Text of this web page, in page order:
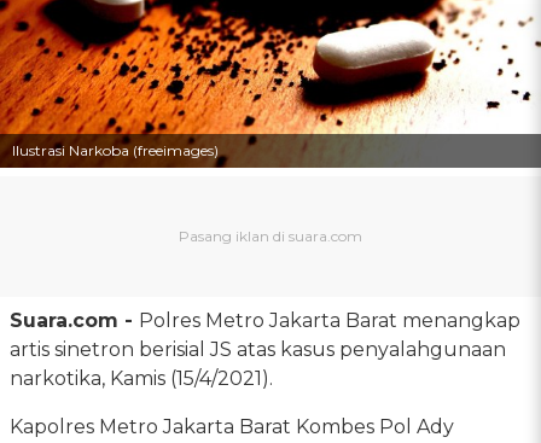
Ilustrasi Narkoba (freeimages)
Suara.com - Polres Metro Jakarta Barat menangkap
artis sinetron berisial JS atas kasus penyalahgunaan
narkotika, Kamis (15/4/2021).
Kapolres Metro Jakarta Barat Kombes Pol Ady